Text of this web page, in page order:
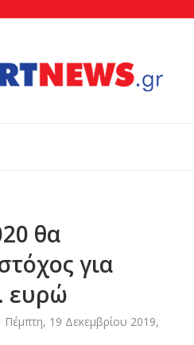
θα
για
ευρώ
Πέμπτη, 19 Δεκεμβρίου 2019,